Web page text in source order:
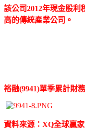
該公司2012年現金股利
高的傳統產業公司。
裕融(9941)單季累計財
資料來源：XQ全球贏家